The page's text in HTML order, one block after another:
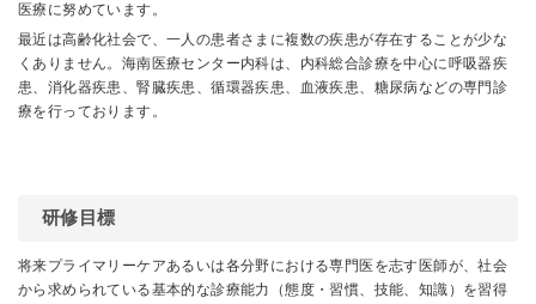
医療に努めています。
最近は高齢化社会で、一人の患者さまに複数の疾患が存在することが少な
くありません。海南医療センター内科は、内科総合診療を中心に呼吸器疾
患、 消化器疾患 、腎臓疾患、循環器疾患、血液疾患、糖尿病などの専門診
療を行っております。
研修目標
将来プライマリーケアあるいは各分野における専門医を志す医師が、社会
から求められている基本的な診療能力（態度・習慣、技能、知識）を習得